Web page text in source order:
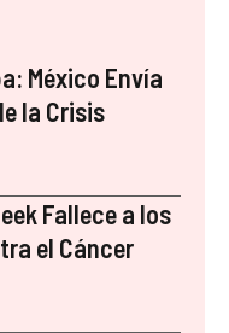
México Envía
la Crisis
Fallece a los
el Cáncer